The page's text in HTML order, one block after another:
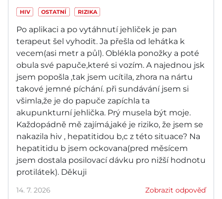
HIV OSTATNÍ RIZIKA
Po aplikaci a po vytáhnutí jehliček je pan
terapeut šel vyhodit. Ja přešla od lehátka k
vecem(asi metr a půl). Oblékla ponožky a poté
obula své papuče,které si vozím. A najednou jsk
jsem popošla ,tak jsem ucítila, zhora na nártu
takové jemné píchání. při sundávání jsem si
všimla,že je do papuče zapíchla ta
akupunkturní jehlička. Prý musela být moje.
Každopádně mě zajímá,jaké je riziko, že jsem se
nakazila hiv , hepatitidou b,c z této situace? Na
hepatitidu b jsem ockovana(pred měsícem
jsem dostala posilovací dávku pro nižší hodnotu
protilátek). Děkuji
14. 7. 2026 Zobrazit odpověď